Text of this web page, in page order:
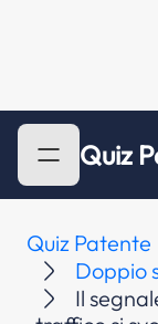
Quiz
Quiz Patente
Doppio
Il